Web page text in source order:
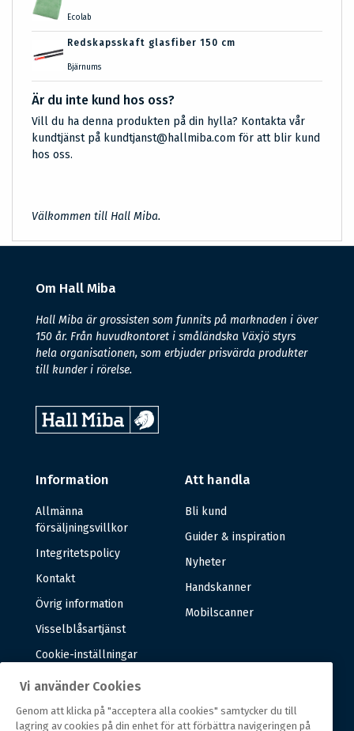
Ecolab
Redskapsskaft glasfiber 150 cm
Bjärnums
Är du inte kund hos oss?
Vill du ha denna produkten på din hylla? Kontakta vår
kundtjänst på kundtjanst@hallmiba.com för att blir kund
hos oss.
Välkommen till Hall Miba.
Om Hall Miba
Hall Miba är grossisten som funnits på marknaden i över
150 år. Från huvudkontoret i småländska Växjö styrs
hela organisationen, som erbjuder prisvärda produkter
till kunder i rörelse.
Information
Allmänna
försäljningsvillkor
Integritetspolicy
Kontakt
Övrig information
Visselblåsartjänst
Cookie-inställningar
Att handla
Bli kund
Guider & inspiration
Nyheter
Handskanner
Mobilscanner
Vi använder Cookies
Genom att klicka på "acceptera alla cookies" samtycker du till
lagring av cookies på din enhet för att förbättra navigeringen på